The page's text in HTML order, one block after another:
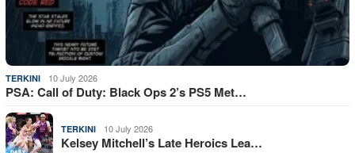
TERKINI 10 July 2026
PSA: Call of Duty: Black Ops 2’s PS5 Met…
TERKINI 10 July 2026
Kelsey Mitchell’s Late Heroics Lea…